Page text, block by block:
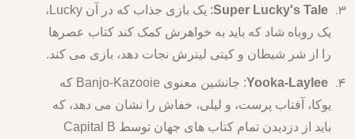
Super Lucky's Tale
: یک بازی جذاب که در آن Lucky،
یک روباه شاد که باید به خواهرش کمک کند کتاب عصرها
را از شر شیطان و کیتی لیترش نجات دهد، بازی می کند.
Yooka-Laylee
: جانشین معنوی Banjo-Kazooie که
یوکا، آفتاب پرست، و لیلی، خفاش را نشان می دهد، که
باید از دزدیدن تمام کتاب های جهان توسط Capital B